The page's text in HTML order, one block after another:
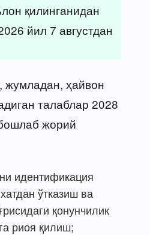
қилинганидан
йил 7 августдан
жумладан, ҳайвон
талаблар 2028
жорий
идентификация
ўтказиш ва
қонунчилик
риоя қилиш;